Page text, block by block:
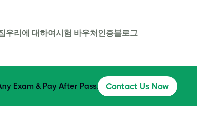
우리에 대하여시험 바우처 인증블로그
Exam & Pay After Pass. Contact Us Now